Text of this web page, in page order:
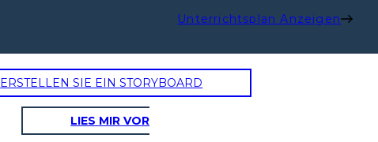
Unterrichtsplan Anzeigen
ERSTELLEN SIE EIN STORYBOARD
LIES MIR VOR